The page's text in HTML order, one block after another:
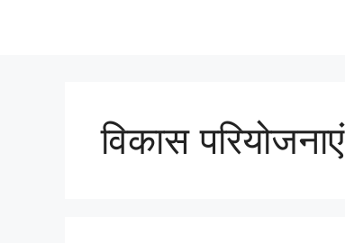
विकास परियोजनाएं